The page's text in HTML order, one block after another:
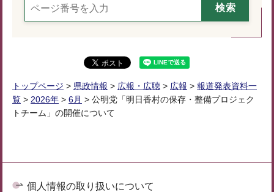
トップページ > 県政情報 > 広報・広聴 > 広報 > 報道発表資料一
覧 > 2026年 > 6月 > 公明党「明日香村の保存・整備プロジェク
トチーム」の開催について
個人情報の取り扱いについて